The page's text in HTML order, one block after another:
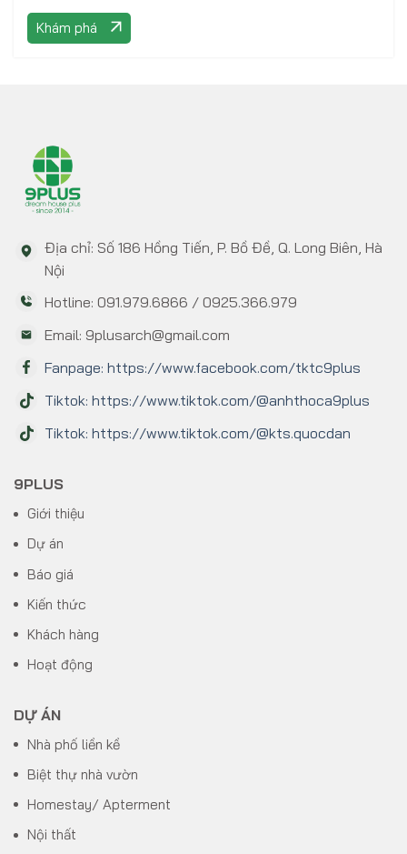
kỹ thuật của công ty.
Khám phá
Địa chỉ: Số 186 Hồng Tiến, P. Bồ Đề, Q. Long Biên, Hà
Nội
Hotline: 091.979.6866 / 0925.366.979
Email: 9plusarch@gmail.com
Fanpage: https://www.facebook.com/tktc9plus
Tiktok: https://www.tiktok.com/@anhthoca9plus
Tiktok: https://www.tiktok.com/@kts.quocdan
9PLUS
Giới thiệu
Dự án
Báo giá
Kiến thức
Khách hàng
Hoạt động
DỰ ÁN
Nhà phố liền kề
Biệt thự nhà vườn
Homestay/ Apterment
Nội thất